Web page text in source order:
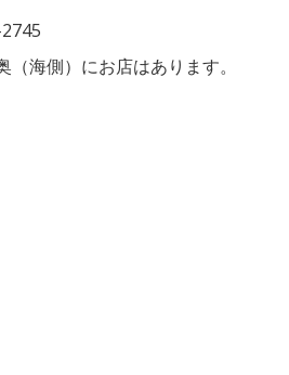
海側）にお店はあります。